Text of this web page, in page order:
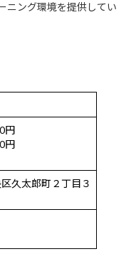
ニング環境を提供してい
円
円
久太郎町２丁目３